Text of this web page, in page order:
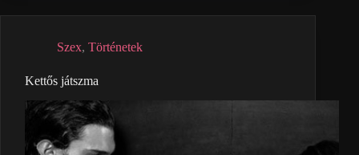
Szex, Történetek
Kettős játszma